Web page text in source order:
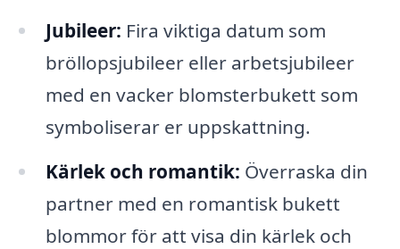
Jubileer: Fira viktiga datum som
bröllopsjubileer eller arbetsjubileer
med en vacker blomsterbukett som
symboliserar er uppskattning.
Kärlek och romantik: Överraska din
partner med en romantisk bukett
blommor för att visa din kärlek och